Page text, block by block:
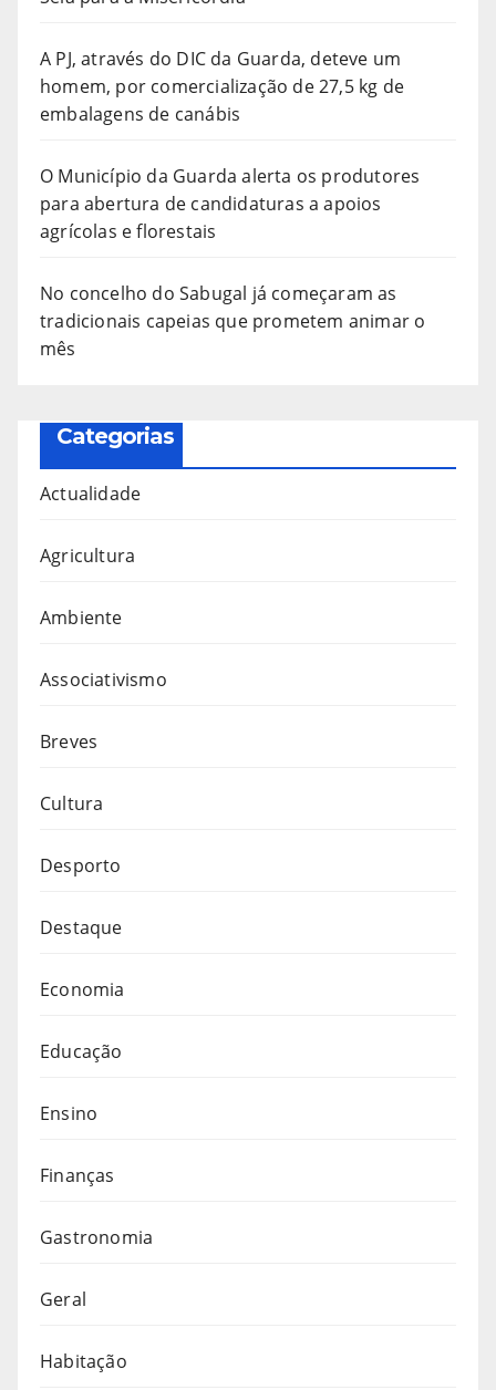
A PJ, através do DIC da Guarda, deteve um
homem, por comercialização de 27,5 kg de
embalagens de canábis
O Município da Guarda alerta os produtores
para abertura de candidaturas a apoios
agrícolas e florestais
No concelho do Sabugal já começaram as
tradicionais capeias que prometem animar o
mês
Categorias
Actualidade
Agricultura
Ambiente
Associativismo
Breves
Cultura
Desporto
Destaque
Economia
Educação
Ensino
Finanças
Gastronomia
Geral
Habitação